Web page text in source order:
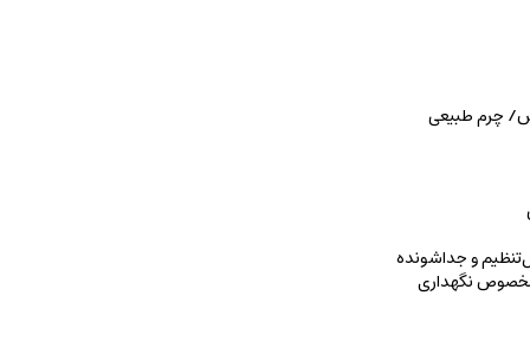
چرم طبیعی
و جداشونده
نگهداری